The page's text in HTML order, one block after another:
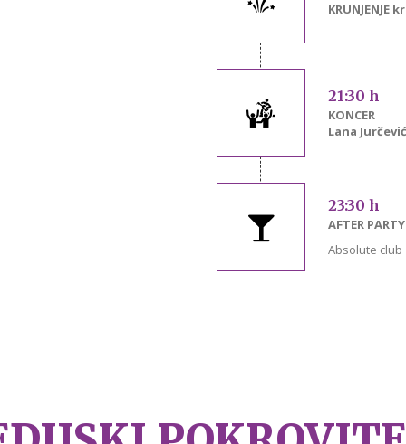
21:30 h
KONCER
Lana Jurčević
23:30 h
AFTER PARTY
Absolute club